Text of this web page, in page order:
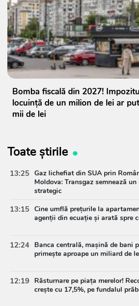
Bomba fiscală din 2027!
locuință de un milion de lei ar
mii de lei
Toate știrile
13:25 Gaz lichefiat din SUA prin
Moldova: Transgaz semnează
strategic
13:15 Cine umflă prețurile la
agenții din ecuație și arată spre
12:24 Banca centrală, mașină de bani
primește aproape un miliard de
12:19 Răsturnare pe piața merelor!
crește cu 17,5%, pe fundalul